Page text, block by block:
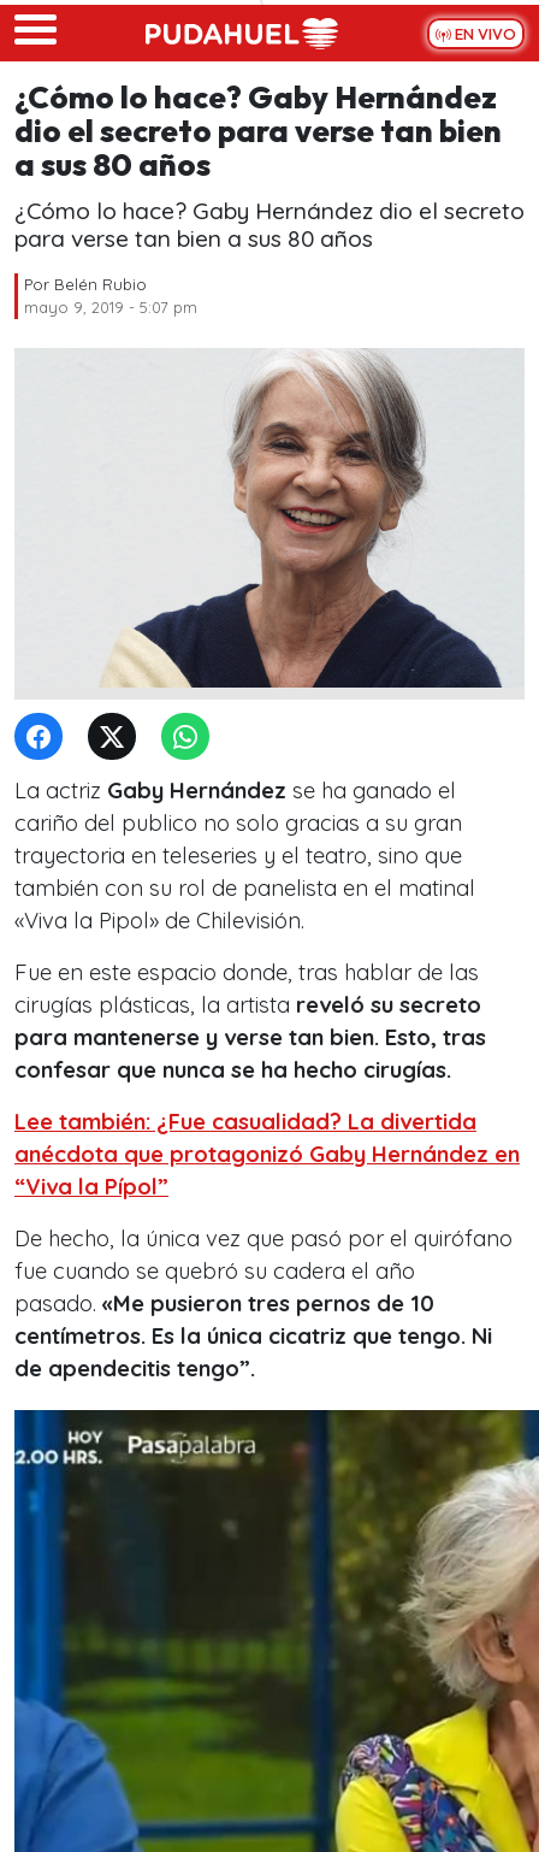
Skip to main content
EN VIVO
¿Cómo lo hace? Gaby Hernández
dio el secreto para verse tan bien
a sus 80 años
¿Cómo lo hace? Gaby Hernández dio el secreto
para verse tan bien a sus 80 años
Por Belén Rubio
mayo 9, 2019 - 5:07 pm
La actriz Gaby Hernández se ha ganado el
cariño del publico no solo gracias a su gran
trayectoria en teleseries y el teatro, sino que
también con su rol de panelista en el matinal
«Viva la Pipol» de Chilevisión.
Fue en este espacio donde, tras hablar de las
cirugías plásticas, la artista reveló su secreto
para mantenerse y verse tan bien. Esto, tras
confesar que nunca se ha hecho cirugías.
Lee también: ¿Fue casualidad? La divertida
anécdota que protagonizó Gaby Hernández en
“Viva la Pípol”
De hecho, la única vez que pasó por el quirófano
fue cuando se quebró su cadera el año
pasado. «Me pusieron tres pernos de 10
centímetros. Es la única cicatriz que tengo. Ni
de apendecitis tengo”.